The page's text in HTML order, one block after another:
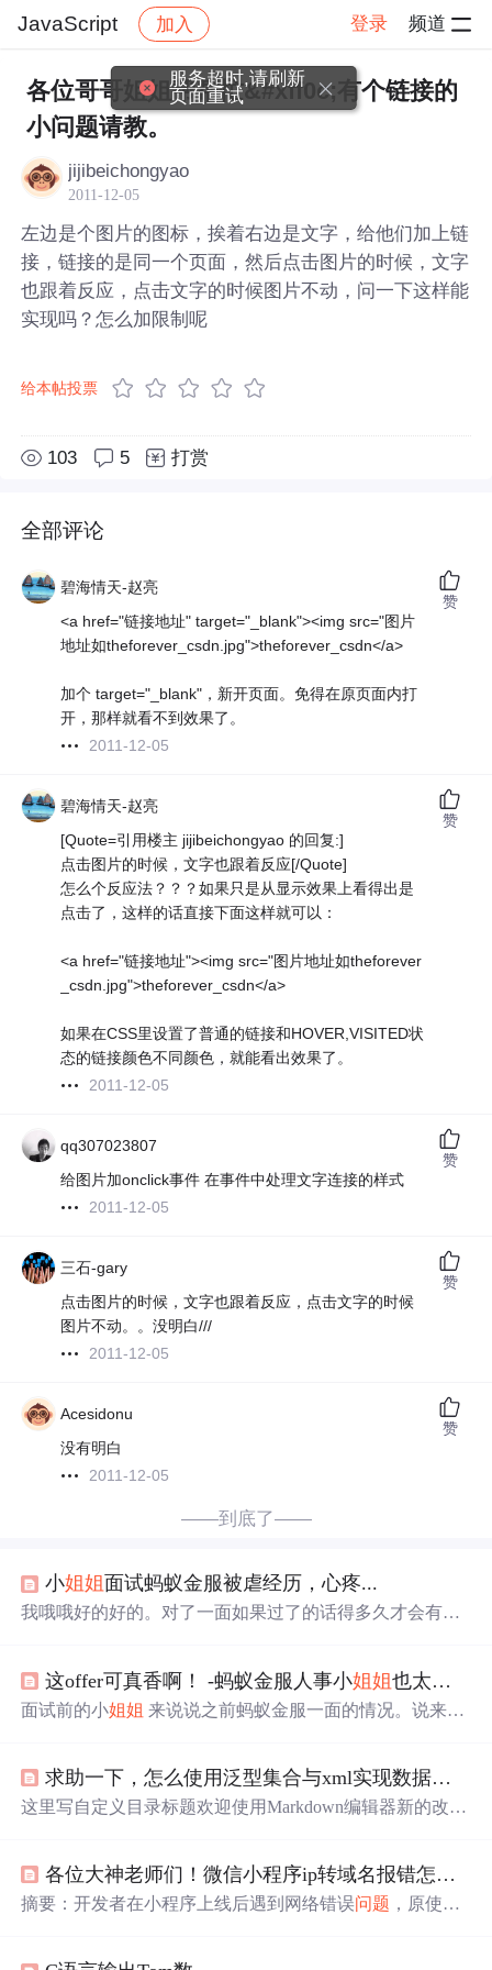
JavaScript 加入 登录 频道
社区 JavaScript 帖子详情
各位哥哥姐姐帮帮忙&#xff0c;有个链接的
小问题请教。
jijibeichongyao
2011-12-05
左边是个图片的图标，挨着右边是文字，给他们加上链
接，链接的是同一个页面，然后点击图片的时候，文字
也跟着反应，点击文字的时候图片不动，问一下这样能
实现吗？怎么加限制呢
给本帖投票
103 5 打赏
全部评论
碧海情天-赵亮
<a href="链接地址" target="_blank"><img src="图片
地址如theforever_csdn.jpg">theforever_csdn</a>
加个 target="_blank"，新开页面。免得在原页面内打
开，那样就看不到效果了。
2011-12-05
赞
碧海情天-赵亮
[Quote=引用楼主 jijibeichongyao 的回复:]
点击图片的时候，文字也跟着反应[/Quote]
怎么个反应法？？？如果只是从显示效果上看得出是
点击了，这样的话直接下面这样就可以：
<a href="链接地址"><img src="图片地址如theforever
_csdn.jpg">theforever_csdn</a>
如果在CSS里设置了普通的链接和HOVER,VISITED状
态的链接颜色不同颜色，就能看出效果了。
2011-12-05
赞
qq307023807
给图片加onclick事件 在事件中处理文字连接的样式
2011-12-05
赞
三石-gary
点击图片的时候，文字也跟着反应，点击文字的时候
图片不动。。没明白///
2011-12-05
赞
Acesidonu
没有明白
2011-12-05
赞
——到底了——
小姐姐 面试蚂蚁金服被虐经历，心疼...
我哦哦好的好的。对了一面如果过了的话得多久才会有通
这offer可真香啊！ -蚂蚁金服人事小姐姐也太仙了吧！不仅帮我内推还帮我模拟面试
面试前的小姐姐 来说说之前蚂蚁金服一面的情况。说来也
了。 就我个人而言面试的经验真的是少之又少，不超过一
个手掌的数。因此我简历发给小姐姐之后又联系她，让她
了！），挑了晚上和小 姐姐语音了20多分钟，虽然不是具
体的面试内容，但是内容比这个更干！她我说了说一面二
面大致的问的方向和注重点，还有一些注意事项： 一
求助一下，怎么使用泛型集合与xml实现数据库增删改查的功能，一名初三学生，万分感谢，望详细解答，谢谢各位帅气的大
这里写自定义目录标题欢迎使用Markdown编辑器新的改变
成一个适合你的列表创建一个表格设定内容居中、居左、
居右SmartyPants创建一个自定义列表如何创建一个注脚注
各位大神老师们！微信小程序ip转域名报错怎么办?
摘要：开发者在小程序上线后遇到网络错误问题 ，原使用I
服务超时,请刷新
页面重试